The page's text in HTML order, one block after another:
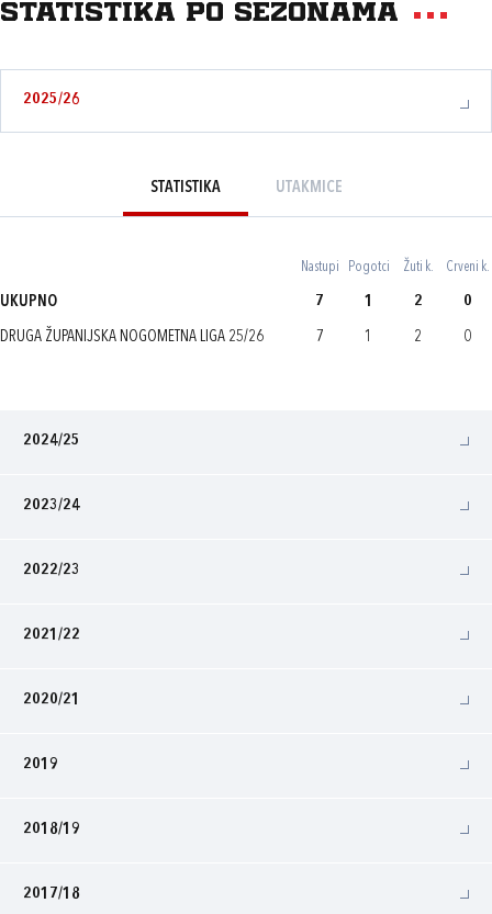
Statistika po sezonama
2025/26
STATISTIKA UTAKMICE
Nastupi Pogotci Žuti k. Crveni k.
UKUPNO 7 1 2 0
DRUGA ŽUPANIJSKA NOGOMETNA LIGA 25/26 7 1 2 0
2024/25
2023/24
2022/23
2021/22
2020/21
2019
2018/19
2017/18